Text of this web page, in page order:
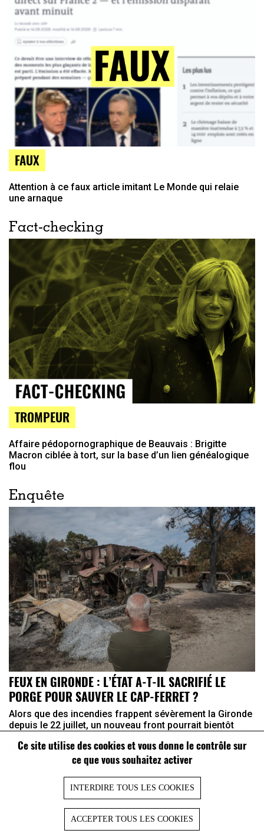
Ce site utilise des cookies et vous donne le contrôle sur
ce que vous souhaitez activer
INTERDIRE TOUS LES COOKIES
ACCEPTER TOUS LES COOKIES
FAUX
Attention à ce faux article imitant Le Monde qui relaie
une arnaque
Fact-checking
TROMPEUR
Affaire pédopornographique de Beauvais : Brigitte
Macron ciblée à tort, sur la base d’un lien généalogique
flou
Enquête
FEUX EN GIRONDE : L’ÉTAT A-T-IL SACRIFIÉ LE
PORGE POUR SAUVER LE CAP-FERRET ?
Alors que des incendies frappent sévèrement la Gironde
depuis le 22 juillet, un nouveau front pourrait bientôt
Porge, village ravagé par les flammes, ont annoncé ...